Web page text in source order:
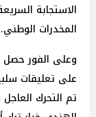
الاستجابة
المخدرات
وعلى الفور حصل
على تعليقات
تم التحرك